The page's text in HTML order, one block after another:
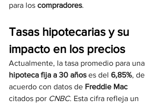
para los compradores.
Tasas hipotecarias y su
impacto en los precios
Actualmente, la tasa promedio para una
hipoteca fija a 30 años es del 6,85%, de
acuerdo con datos de Freddie Mac
citados por CNBC. Esta cifra refleja un